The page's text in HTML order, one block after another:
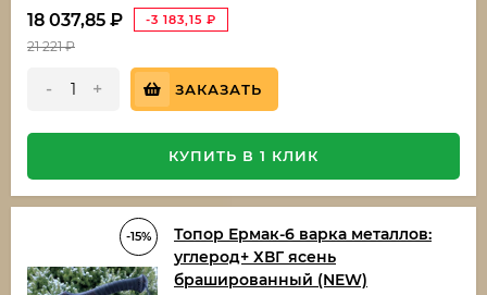
18 037,85 ₽ -3 183,15 ₽
21 221₽
- + ЗАКАЗАТЬ
КУПИТЬ В 1 КЛИК
-15%
Топор Ермак-6 варка металлов:
углерод+ ХВГ ясень
брашированный (NEW)